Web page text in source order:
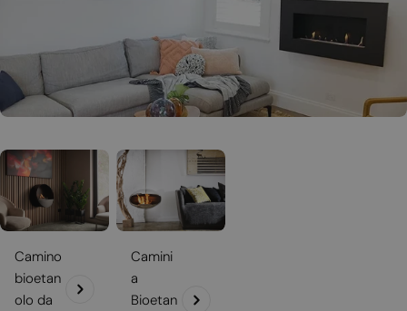
o
n
:
Scopri anche i camini bioetanolo sospesi e quelli da parete!
Camino
bioetan
olo da
Camini
a
Bioetan